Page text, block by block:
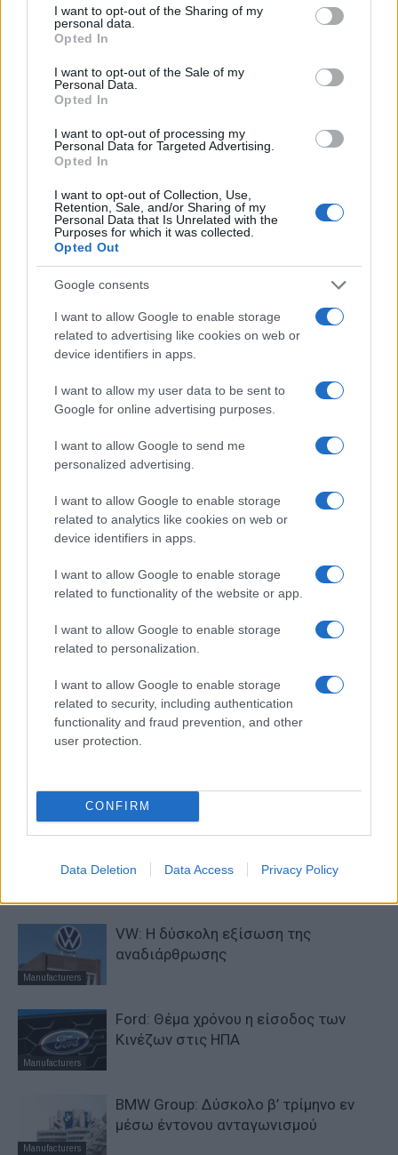
not limited to your visit or usage behaviour. You may click to
grant or deny consent to Google and its third-party tags to
use your data for below specified purposes in below Google
consent section.
I want to opt-out of the Sharing of my
personal data.
Opted In
I want to opt-out of the Sale of my
Personal Data.
Opted In
I want to opt-out of processing my
Personal Data for Targeted Advertising.
Opted In
I want to opt-out of Collection, Use,
Retention, Sale, and/or Sharing of my
Personal Data that Is Unrelated with the
Purposes for which it was collected.
Opted Out
Google consents
I want to allow Google to enable storage
related to advertising like cookies on web or
device identifiers in apps.
I want to allow my user data to be sent to
Google for online advertising purposes.
I want to allow Google to send me
personalized advertising.
I want to allow Google to enable storage
related to analytics like cookies on web or
device identifiers in apps.
I want to allow Google to enable storage
related to functionality of the website or app.
I want to allow Google to enable storage
related to personalization.
I want to allow Google to enable storage
related to security, including authentication
functionality and fraud prevention, and other
user protection.
CONFIRM
Data Deletion Data Access Privacy Policy
το 2028
δεικτών FTSE4Good
Alpha Bank: Για πρώτη φορά το Αρχαίο Θέατρο Επιδαύρου
άνοιξε τις πύλες του σε όλους
ΕΤΙΚΕΤΕΣ Arocs Unimog
Προηγούμενο άρθρο
Bridgestone: Έμφαση στα
Ελαστικά τεχνολογίας
ENLITEN
ΠΕΡΙΣΣΟΤΕΡΑ ΑΠΟ ΤΟΝ ΔΗΜΙΟΥΡΓΟ
στην KG Mobility
Manufacturers
VW: Η δύσκολη εξίσωση της
αναδιάρθρωσης
Manufacturers
Ford: Θέμα χρόνου η είσοδος των
Κινέζων στις ΗΠΑ
Manufacturers
BMW Group: Δύσκολο β’ τρίμηνο εν
μέσω έντονου ανταγωνισμού